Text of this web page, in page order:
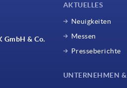
GmbH & Co.
AKTUELLES
Neuigkeiten
Messen
Presseberichte
UNTERNEHMEN